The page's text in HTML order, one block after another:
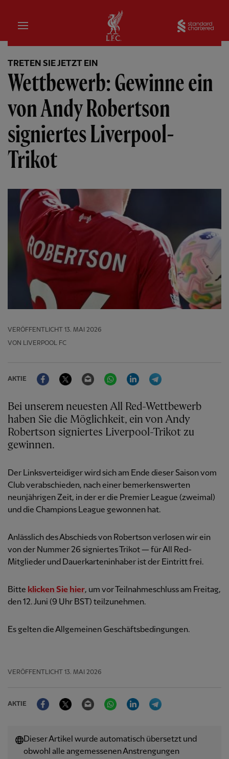
Startseite
TRETEN SIE JETZT EIN
Wettbewerb: Gewinne ein
von Andy Robertson
signiertes Liverpool-
Trikot
VERÖFFENTLICHT
13. MAI 2026
VON LIVERPOOL FC
AKTIE
FacebookTwitter Email WhatsAppLinkedIn
Bei unserem neuesten All Red-Wettbewerb
haben Sie die Möglichkeit, ein von Andy
Robertson signiertes Liverpool-Trikot zu
gewinnen.
Der Linksverteidiger wird sich am Ende dieser Saison vom
Club verabschieden, nach einer bemerkenswerten
neunjährigen Zeit, in der er die Premier League (zweimal)
und die Champions League gewonnen hat.
Anlässlich des Abschieds von Robertson verlosen wir ein
von der Nummer 26 signiertes Trikot — für All Red-
Mitglieder und Dauerkarteninhaber ist der Eintritt frei.
Bitte klicken Sie hier, um vor Teilnahmeschluss am Freitag,
den 12. Juni (9 Uhr BST) teilzunehmen.
Es gelten die Allgemeinen Geschäftsbedingungen.
VERÖFFENTLICHT 13. MAI 2026
AKTIE
FacebookTwitter Email WhatsAppLinkedIn
Dieser Artikel wurde automatisch übersetzt und
obwohl alle angemessenen Anstrengungen